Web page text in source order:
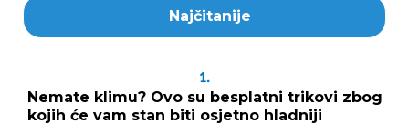
Najčitanije
1.
Nemate klimu? Ovo su besplatni trikovi zbog
kojih će vam stan biti osjetno hladniji